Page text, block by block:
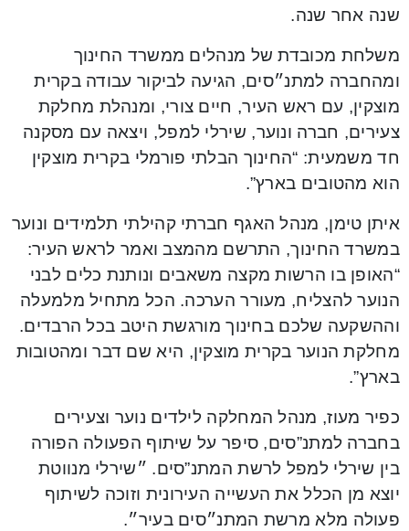
שנה אחר שנה.
משלחת מכובדת של מנהלים ממשרד החינוך
ומהחברה למתנ״סים, הגיעה לביקור עבודה בקרית
מוצקין, עם ראש העיר, חיים צורי, ומנהלת מחלקת
צעירים, חברה ונוער, שירלי למפל, ויצאה עם מסקנה
חד משמעית: “החינוך הבלתי פורמלי בקרית מוצקין
הוא מהטובים בארץ”.
איתן טימן, מנהל האגף חברתי קהילתי תלמידים ונוער
במשרד החינוך, התרשם מהמצב ואמר לראש העיר:
“האופן בו הרשות מקצה משאבים ונותנת כלים לבני
הנוער להצליח, מעורר הערכה. הכל מתחיל מלמעלה
וההשקעה שלכם בחינוך מורגשת היטב בכל הרבדים.
מחלקת הנוער בקרית מוצקין, היא שם דבר ומהטובות
בארץ”.
כפיר מעוז, מנהל המחלקה לילדים נוער וצעירים
בחברה למתנ”סים, סיפר על שיתוף הפעולה הפורה
בין שירלי למפל לרשת המתנ”סים. ״שירלי מנווטת
יוצא מן הכלל את העשייה העירונית וזוכה לשיתוף
פעולה מלא מרשת המתנ״סים בעיר״.